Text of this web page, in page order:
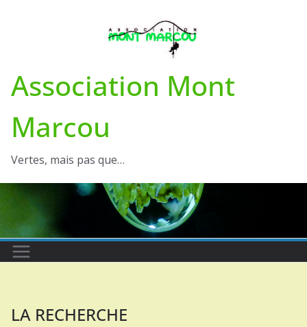
Association Mont
Marcou
Vertes, mais pas que…
LA RECHERCHE